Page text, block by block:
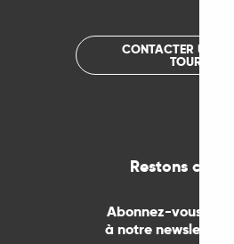
CONTACTER UN
TOURISME
Restons
Abonnez-vous
à notre newsletter